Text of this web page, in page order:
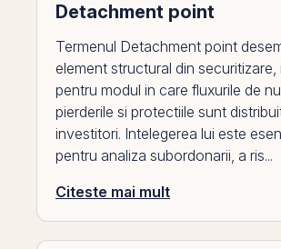
Detachment point
Termenul Detachment point
element structural din
pentru modul in care fluxurile de
pierderile si protectiile sunt
investitori. Intelegerea lui este
pentru analiza subordonarii, a ris...
Citeste mai mult